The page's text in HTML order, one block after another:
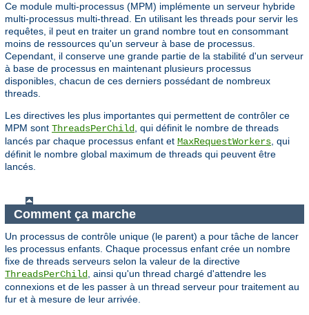
Ce module multi-processus (MPM) implémente un serveur hybride
multi-processus multi-thread. En utilisant les threads pour servir les
requêtes, il peut en traiter un grand nombre tout en consommant
moins de ressources qu'un serveur à base de processus.
Cependant, il conserve une grande partie de la stabilité d'un serveur
à base de processus en maintenant plusieurs processus
disponibles, chacun de ces derniers possédant de nombreux
threads.
Les directives les plus importantes qui permettent de contrôler ce
MPM sont ThreadsPerChild
, qui définit le nombre de threads
lancés par chaque processus enfant et MaxRequestWorkers , qui
définit le nombre global maximum de threads qui peuvent être
lancés.
Comment ça marche
Un processus de contrôle unique (le parent) a pour tâche de lancer
les processus enfants. Chaque processus enfant crée un nombre
fixe de threads serveurs selon la valeur de la directive
ThreadsPerChild, ainsi qu'un thread chargé d'attendre les
connexions et de les passer à un thread serveur pour traitement au
fur et à mesure de leur arrivée.